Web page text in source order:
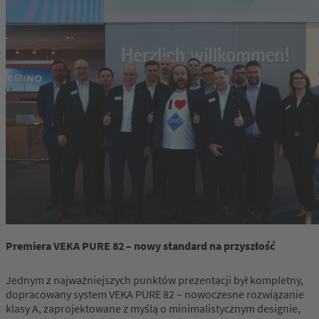
Premiera VEKA PURE 82 – nowy standard na przyszłość
Jednym z najważniejszych punktów prezentacji był kompletny,
dopracowany system VEKA PURE 82 – nowoczesne rozwiązanie
klasy A, zaprojektowane z myślą o minimalistycznym designie,